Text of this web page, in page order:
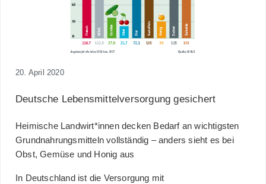
20. April 2020
Deutsche Lebensmittelversorgung gesichert
Heimische Landwirt*innen decken Bedarf an wichtigsten
Grundnahrungsmitteln vollständig – anders sieht es bei
Obst, Gemüse und Honig aus
In Deutschland ist die Versorgung mit